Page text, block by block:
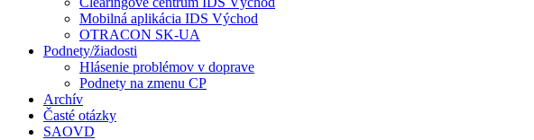
Mobilná aplikácia IDS Východ
OTRACON SK-UA
Podnety/žiadosti
Hlásenie problémov v doprave
Podnety na zmenu CP
Archív
Časté otázky
SAOVD